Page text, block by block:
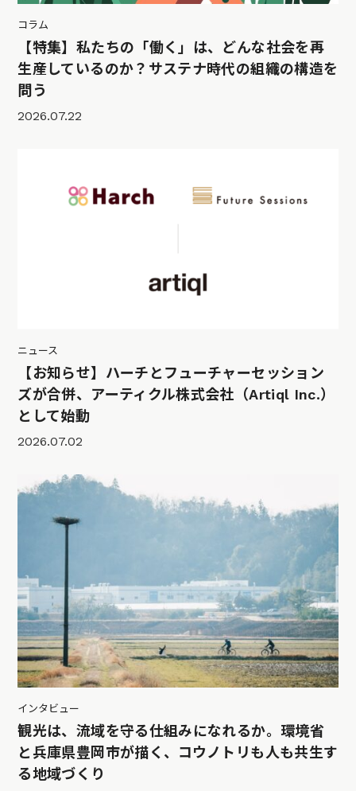
コラム
【特集】私たちの「働く」は、どんな社会を再
生産しているのか？サステナ時代の組織の構造を
問う
2026.07.22
ニュース
【お知らせ】ハーチとフューチャーセッション
ズが合併、アーティクル株式会社（Artiql Inc.）
として始動
2026.07.02
インタビュー
観光は、流域を守る仕組みになれるか。環境省
と兵庫県豊岡市が描く、コウノトリも人も共生す
る地域づくり